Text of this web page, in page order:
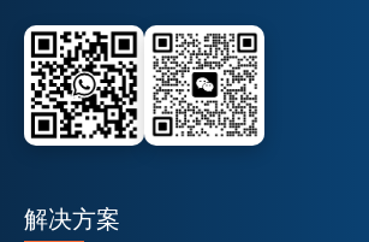
解决方案